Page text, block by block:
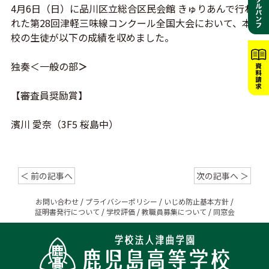
4月6日（日）に品川区立総合区民会館 きゅりあんで行わ
れた第28回津軽三味線コンクール全国大会において、本
校の生徒が以下の成績を収めました。
独奏＜一般の部＞
【審査員奨励賞】
濱川 愛奈（3F5 桜島中）
＜ 前の記事へ 次の記事へ ＞
お問い合わせ / プライバシーポリシー / いじめ防止基本方針 /
証明書発行について / 学校評価/教職員募集について / 同窓会